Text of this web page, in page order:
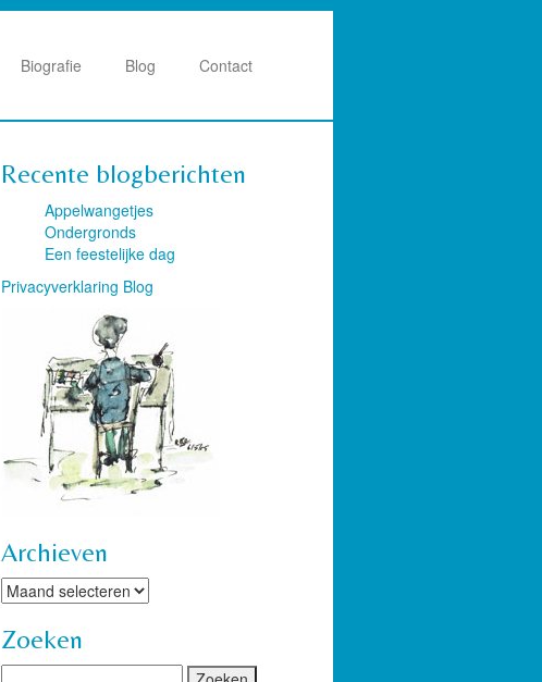
Biografie Blog Contact
Recente blogberichten
Appelwangetjes
Ondergronds
Een feestelijke dag
Privacyverklaring Blog
Archieven
Archieven
Zoeken